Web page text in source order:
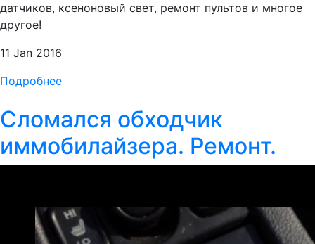
датчиков, ксеноновый свет, ремонт пультов и многое
другое!
11 Jan 2016
Подробнее
Сломался обходчик
иммобилайзера. Ремонт.